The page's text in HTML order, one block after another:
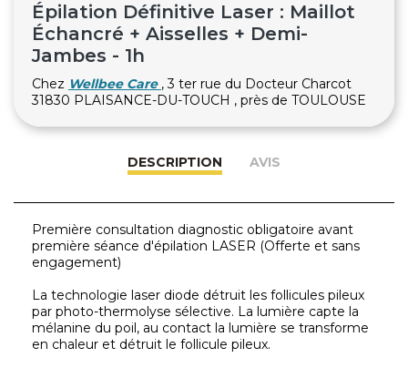
Épilation Définitive Laser : Maillot
Échancré + Aisselles + Demi-
Jambes - 1h
Chez Wellbee Care , 3 ter rue du Docteur Charcot
31830 PLAISANCE-DU-TOUCH , près de TOULOUSE
DESCRIPTION AVIS
Première consultation diagnostic obligatoire avant
première séance d'épilation LASER (Offerte et sans
engagement)
La technologie laser diode détruit les follicules pileux
par photo-thermolyse sélective. La lumière capte la
mélanine du poil, au contact la lumière se transforme
en chaleur et détruit le follicule pileux.